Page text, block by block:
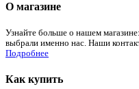
О магазине
Узнайте больше о нашем
выбрали именно нас. Наши
Подробнее
Как купить